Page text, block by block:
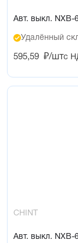
Авт. выкл. NXB-
Удалённый
595,59 ₽/штс
CHINT
Авт. выкл. NXB-